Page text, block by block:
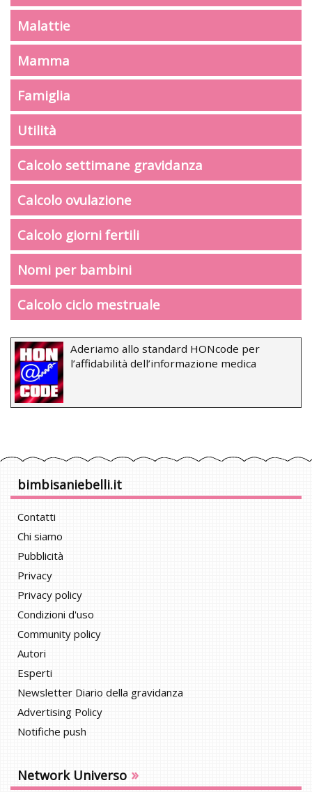
Malattie
Mamma
Famiglia
Utilità
Calcolo settimane gravidanza
Calcolo ovulazione
Calcolo giorni fertili
Nomi per bambini
Calcolo ciclo mestruale
Aderiamo allo standard HONcode per
l’affidabilità dell’informazione medica
bimbisaniebelli.it
Contatti
Chi siamo
Pubblicità
Privacy
Privacy policy
Condizioni d'uso
Community policy
Autori
Esperti
Newsletter Diario della gravidanza
Advertising Policy
Notifiche push
Network Universo »